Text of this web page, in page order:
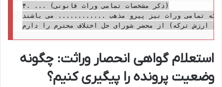
۴. ... (ذکر مشخصات تمامی وراث قانونی)
که تمامی وراث نیز پیرو مذهب ............ می باشند.
استعلام گواهی انحصار وراثت: چگونه
وضعیت پرونده را پیگیری کنیم؟